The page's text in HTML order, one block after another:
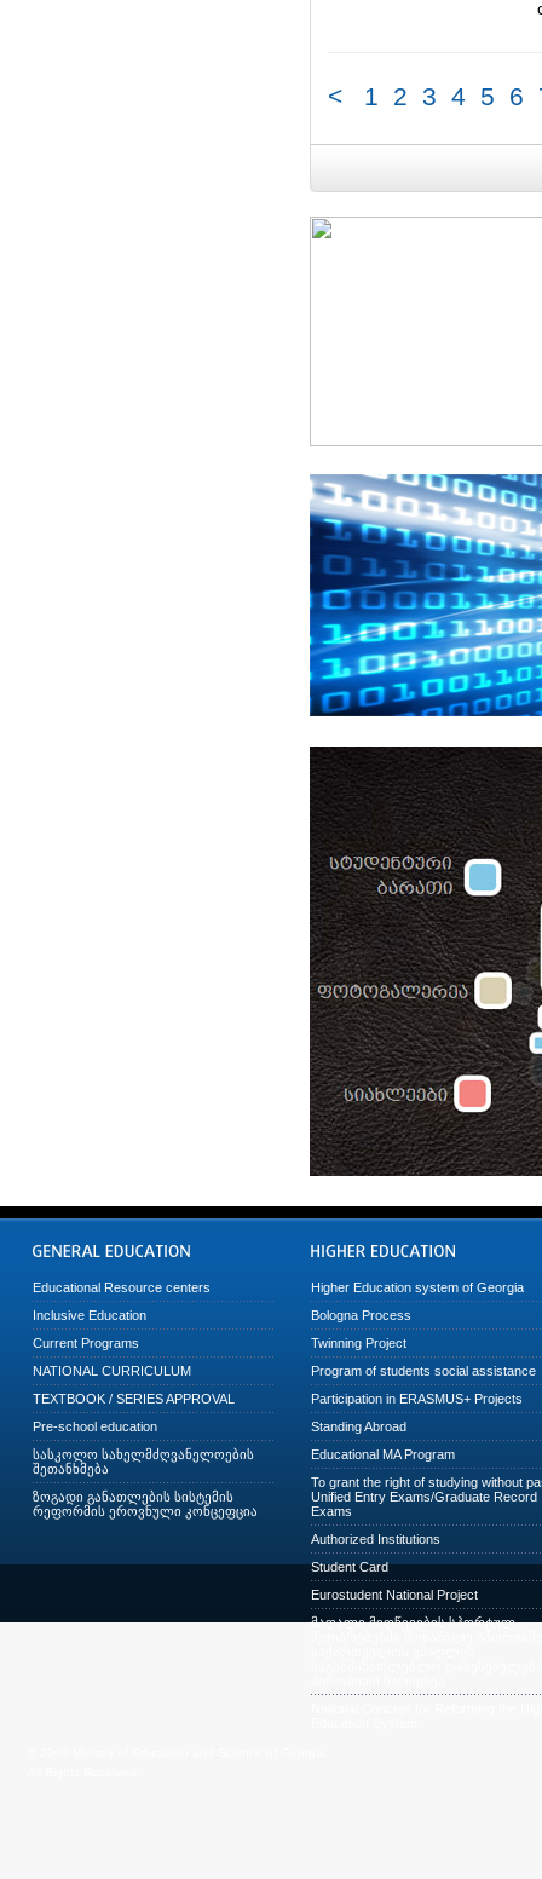
< 1 2 3 4 5 6
Educational Resource centers
Inclusive Education
Current Programs
NATIONAL CURRICULUM
TEXTBOOK / SERIES APPROVAL
Pre-school education
სასკოლო სახელმძღვანელოების
შეთანხმება
ზოგადი განათლების სისტემის
რეფორმის ეროვნული კონცეფცია
Higher Education system of Georgia
Bologna Process
Twinning Project
Program of students social assistance
Participation in ERASMUS+ Projects
Standing Abroad
Educational MA Program
To grant the right of studying without
Unified Entry Exams/Graduate Record
Exams
Authorized Institutions
Student Card
Eurostudent National Project
მაღალი მიღწევების სპორტულ